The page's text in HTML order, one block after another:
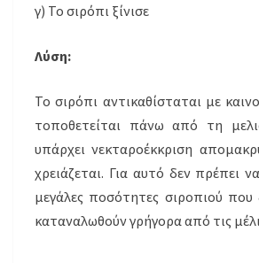
γ) Το σιρόπι ξίνισε
Λύση:
Το σιρόπι αντικαθίσταται με
τοποθετείται πάνω από τη
υπάρχει νεκταροέκκριση
χρειάζεται. Για αυτό δεν πρέπει
μεγάλες ποσότητες σιροπιού
καταναλωθούν γρήγορα από τις